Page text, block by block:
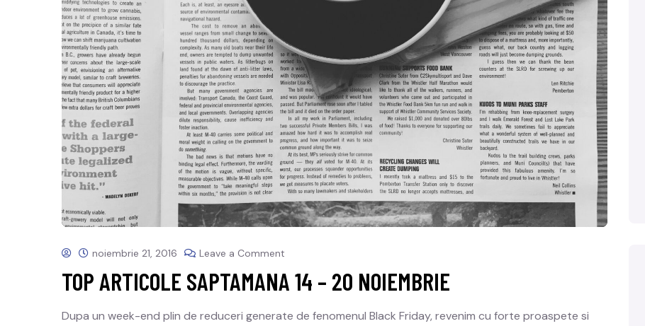
noiembrie 21, 2016 Leave a Comment
TOP ARTICOLE SAPTAMANA 14 – 20 NOIEMBRIE
Dupa un week-end plin de reduceri generate de fenomenul Black Friday, revenim cu forte proaspete si